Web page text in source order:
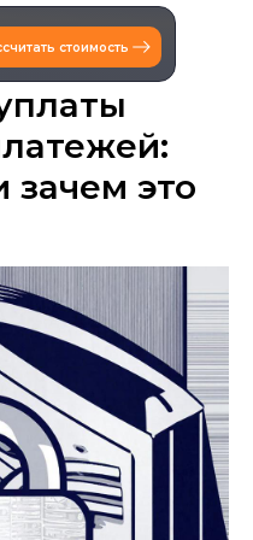
стоимость
зачем это